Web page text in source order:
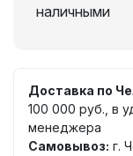
наличными
Доставка по
100 000 руб., в
менеджера
Самовывоз: г.